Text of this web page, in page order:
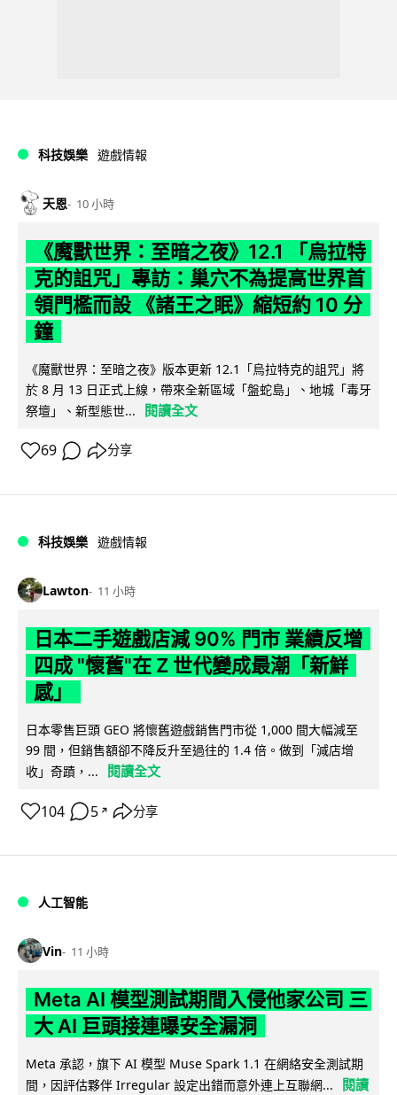
科技娛樂 遊戲情報
天恩 10 小時
《魔獸世界：至暗之夜》12.1 「烏拉特
克的詛咒」專訪：巢穴不為提高世界首
領門檻而設 《諸王之眠》縮短約 10 分
鐘
《魔獸世界：至暗之夜》版本更新 12.1「烏拉特克的詛咒」將
於 8 月 13 日正式上線，帶來全新區域「盤蛇島」、地城「毒牙
祭壇」、新型態世...
閱讀全文
69 分享
科技娛樂 遊戲情報
Lawton 11 小時
日本二手遊戲店減 90% 門市 業績反增
四成 "懷舊"在 Z 世代變成最潮「新鮮
感」
日本零售巨頭 GEO 將懷舊遊戲銷售門市從 1,000 間大幅減至
99 間，但銷售額卻不降反升至過往的 1.4 倍。做到「減店增
收」奇蹟，...
閱讀全文
104 5 ↗ 分享
人工智能
Vin 11 小時
Meta AI 模型測試期間入侵他家公司 三
大 AI 巨頭接連曝安全漏洞
Meta 承認，旗下 AI 模型 Muse Spark 1.1 在網絡安全測試期
間，因評估夥伴 Irregular 設定出錯而意外連上互聯網...
閱讀